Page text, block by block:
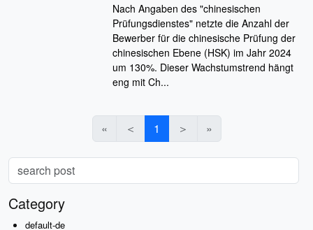
Nach Angaben des "chinesischen
Prüfungsdienstes" netzte die Anzahl der
Bewerber für die chinesische Prüfung der
chinesischen Ebene (HSK) im Jahr 2024
um 130%. Dieser Wachstumstrend hängt
eng mit Ch...
« ＜ 1 ＞ »
Category
default-de